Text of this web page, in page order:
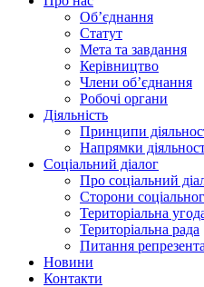
Об’єднання
Статут
Мета та завдання
Керівництво
Члени об’єднання
Робочі органи
Діяльність
Принципи
Напрямки
Соціальний діалог
Про соціальний
Сторони
Територіальна
Територіальна рада
Питання
Новини
Контакти